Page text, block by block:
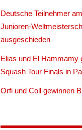
Deutsche Teilnehmer
Junioren-
ausgeschieden
Elias und El Hammamy
Squash Tour Finals in
Orfi und Coll gewinnen